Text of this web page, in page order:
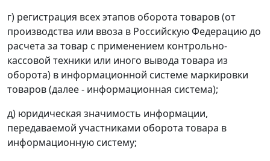
г) регистрация всех этапов оборота товаров (от
производства или ввоза в Российскую Федерацию до
расчета за товар с применением контрольно-
кассовой техники или иного вывода товара из
оборота) в информационной системе маркировки
товаров (далее - информационная система);
д) юридическая значимость информации,
передаваемой участниками оборота товара в
информационную систему;